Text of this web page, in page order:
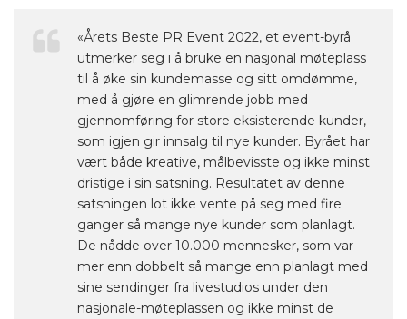
«Årets Beste PR Event 2022, et event-byrå
utmerker seg i å bruke en nasjonal møteplass
til å øke sin kundemasse og sitt omdømme,
med å gjøre en glimrende jobb med
gjennomføring for store eksisterende kunder,
som igjen gir innsalg til nye kunder. Byrået har
vært både kreative, målbevisste og ikke minst
dristige i sin satsning. Resultatet av denne
satsningen lot ikke vente på seg med fire
ganger så mange nye kunder som planlagt.
De nådde over 10.000 mennesker, som var
mer enn dobbelt så mange enn planlagt med
sine sendinger fra livestudios under den
nasjonale-møteplassen og ikke minst de